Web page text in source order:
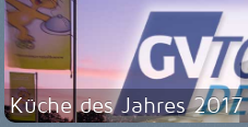
Küche des Jahres 2017